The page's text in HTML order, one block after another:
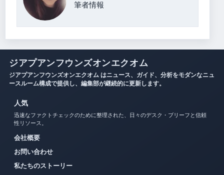
筆者情報
ジアプアンフウンズオンエクオム
ジアプアンフウンズオンエクオム はニュース、ガイド、分析をモダンなニュ
ースルーム構成で提供し、編集部が継続的に更新します。
人気
迅速なファクトチェックのために整理された、日々のデスク・ブリーフと信頼
性リソース。
会社概要
お問い合わせ
私たちのストーリー